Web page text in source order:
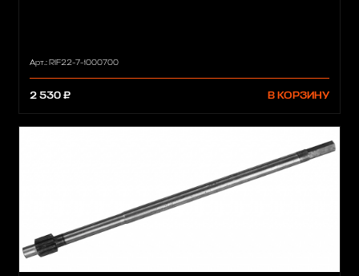
Арт.: RIF22-7-1000700
2 530 ₽ В КОРЗИНУ